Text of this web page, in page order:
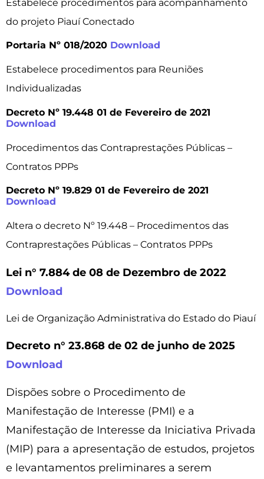
Estabelece procedimentos para acompanhamento
do projeto Piauí Conectado
Portaria Nº 018/2020 Download
Estabelece procedimentos para Reuniões
Individualizadas
Decreto Nº 19.448 01 de Fevereiro de 2021
Download
Procedimentos das Contraprestações Públicas –
Contratos PPPs
Decreto Nº 19.829 01 de Fevereiro de 2021
Download
Altera o decreto Nº 19.448 – Procedimentos das
Contraprestações Públicas – Contratos PPPs
Lei n° 7.884 de 08 de Dezembro de 2022
Download
Lei de Organização Administrativa do Estado do Piauí
Decreto n° 23.868 de 02 de junho de 2025
Download
Dispões sobre o Procedimento de
Manifestação de Interesse (PMI) e a
Manifestação de Interesse da Iniciativa Privada
(MIP) para a apresentação de estudos, projetos
e levantamentos preliminares a serem